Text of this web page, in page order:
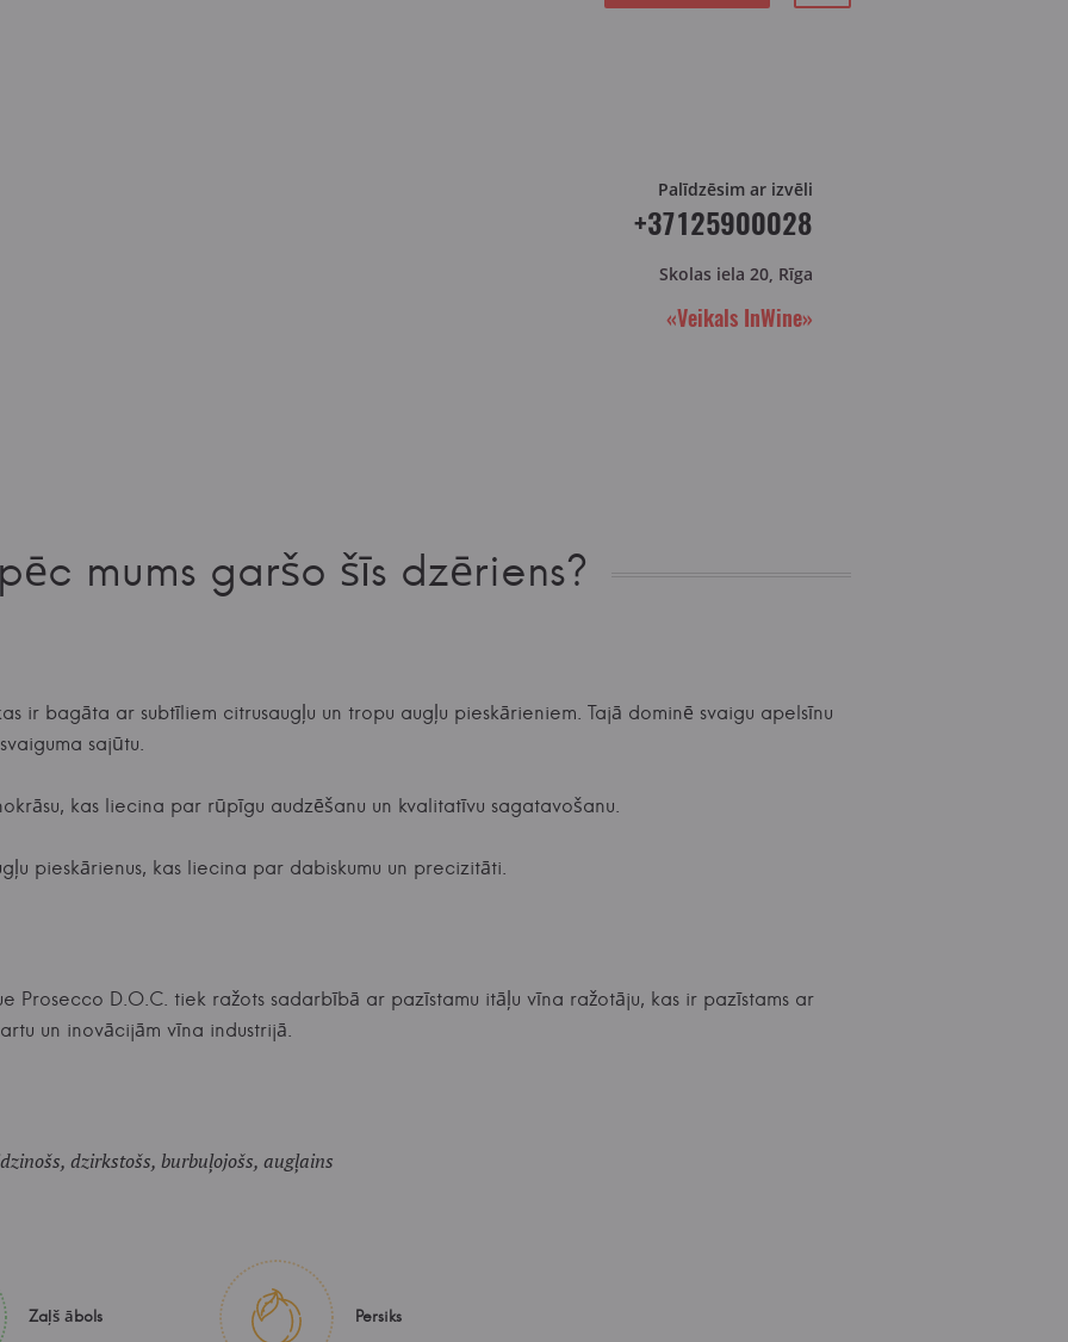
Palīdzēsim ar izvēli
+37125900028
Skolas iela 20, Rīga
«Veikals InWine»
mums garšo šīs dzēriens?
ir bagāta ar subtīliem citrusaugļu un tropu augļu pieskārieniem. Tajā dominē svaigu apelsīnu
sajūtu.
kas liecina par rūpīgu audzēšanu un kvalitatīvu sagatavošanu.
pieskārienus, kas liecina par dabiskumu un precizitāti.
Prosecco D.O.C. tiek ražots sadarbībā ar pazīstamu itāļu vīna ražotāju, kas ir pazīstams ar
un inovācijām vīna industrijā.
dzirkstošs, burbuļojošs, augļains
Zaļš ābols Persiks